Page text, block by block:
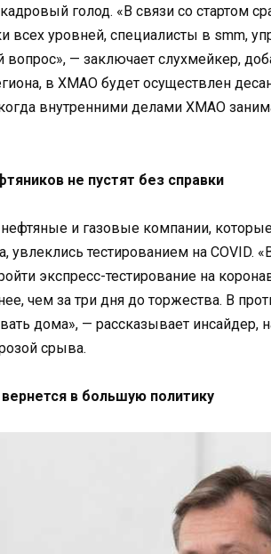
голод. «В связи со стартом
всех уровней, специалисты в smm,
— заключает слухмейкер,
в ХМАО будет осуществлен
внутренними делами ХМАО
не пустят без справки
и газовые компании,
увлеклись тестированием на COVID.
экспресс-тестирование на
чем за три дня до торжества. В
дома», — рассказывает инсайдер,
срыва.
в большую политику